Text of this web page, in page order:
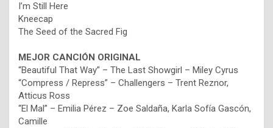
I’m Still Here
Kneecap
The Seed of the Sacred Fig
MEJOR CANCIÓN ORIGINAL
“Beautiful That Way” – The Last Showgirl – Miley Cyrus
“Compress / Repress” – Challengers – Trent Reznor,
Atticus Ross
“El Mal” – Emilia Pérez – Zoe Saldaña, Karla Sofía Gascón,
Camille